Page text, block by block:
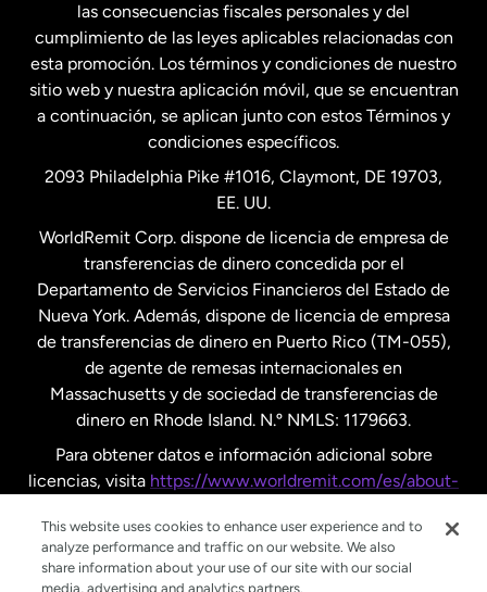
Malasia
Nueva Zelanda
Países Bajos
Suecia
las consecuencias fiscales personales y del
cumplimiento de las leyes aplicables relacionadas con
esta promoción. Los términos y condiciones de nuestro
sitio web y nuestra aplicación móvil, que se encuentran
a continuación, se aplican junto con estos Términos y
condiciones específicos.
2093 Philadelphia Pike #1016, Claymont, DE 19703,
EE. UU.
WorldRemit Corp. dispone de licencia de empresa de
transferencias de dinero concedida por el
Departamento de Servicios Financieros del Estado de
Nueva York. Además, dispone de licencia de empresa
de transferencias de dinero en Puerto Rico (TM-055),
de agente de remesas internacionales en
Massachusetts y de sociedad de transferencias de
dinero en Rhode Island. N.º NMLS: 1179663.
Para obtener datos e información adicional sobre
licencias, visita https://www.worldremit.com/es/about-
This website uses cookies to enhance user experience and to
analyze performance and traffic on our website. We also
share information about your use of our site with our social
media, advertising and analytics partners.